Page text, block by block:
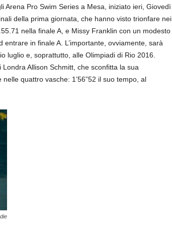
Arena Pro Swim Series a Mesa, iniziato ieri, Giovedì
della prima giornata, che hanno visto trionfare nei
nella finale A, e Missy Franklin con un modesto
in finale A. L’importante, ovviamente, sarà
luglio e, soprattutto, alle Olimpiadi di Rio 2016.
Allison Schmitt, che sconfitta la sua
quattro vasche: 1’56”52 il suo tempo, al